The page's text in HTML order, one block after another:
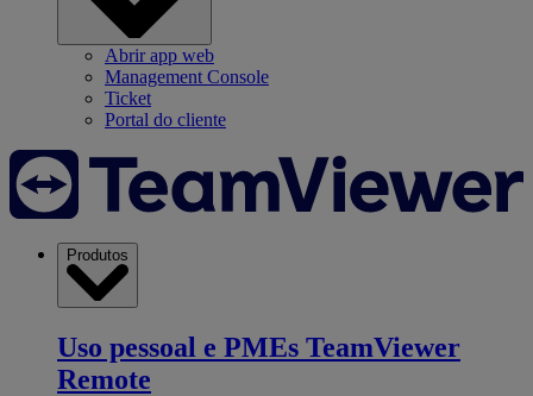
Abrir app web
Management Console
Ticket
Portal do cliente
Produtos
Uso pessoal e PMEs TeamViewer
Remote